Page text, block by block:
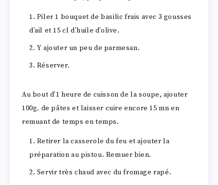
Piler 1 bouquet de basilic frais avec 3 gousses
d’ail et 15 cl d’huile d’olive.
Y ajouter un peu de parmesan.
Réserver.
Au bout d’1 heure de cuisson de la soupe, ajouter
100g. de pâtes et laisser cuire encore 15 mn en
remuant de temps en temps.
Retirer la casserole du feu et ajouter la
préparation au pistou. Remuer bien.
Servir très chaud avec du fromage rapé.